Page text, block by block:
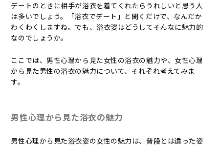
デートのときに相手が浴衣を着てくれたらうれしいと思う人
は多いでしょう。「浴衣でデート」と聞くだけで、なんだか
わくわくしますね。でも、浴衣姿はどうしてそんなに魅力的
なのでしょうか。
ここでは、男性心理から見た女性の浴衣の魅力や、女性心理
から見た男性の浴衣の魅力について、それぞれ考えてみま
す。
男性心理から見た浴衣の魅力
男性心理から見た浴衣姿の女性の魅力は、普段とは違った姿